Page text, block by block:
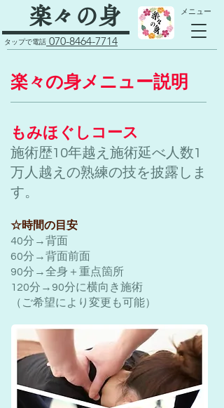
​楽々の身
070-8464-7714
タップで電話
​メニュー
​楽々の身メニュー説明
もみほぐしコース​
施術歴10年越え施術延べ人数1
万人越えの熟練の技を披露しま
す。
☆時間の目安
40分→背面
60分→背面前面
90分→全身＋重点箇所
120分→90分に横向き施術
（ご希望により変更も可能）